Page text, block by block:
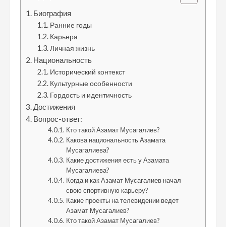
Биография
Ранние годы
Карьера
Личная жизнь
Национальность
Исторический контекст
Культурные особенности
Гордость и идентичность
Достижения
Вопрос-ответ:
Кто такой Азамат Мусагалиев?
Какова национальность Азамата
Мусагалиева?
Какие достижения есть у Азамата
Мусагалиева?
Когда и как Азамат Мусагалиев начал
свою спортивную карьеру?
Какие проекты на телевидении ведет
Азамат Мусагалиев?
Кто такой Азамат Мусагалиев?